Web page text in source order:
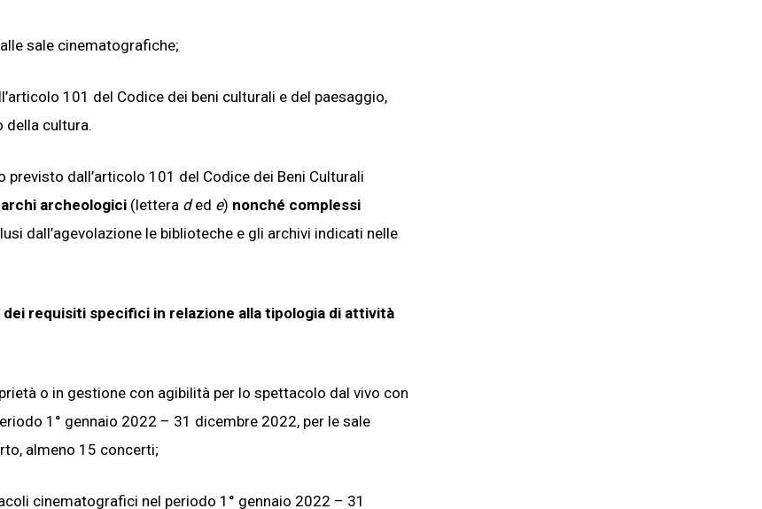
sale cinematografiche;
101 del Codice dei beni culturali e del paesaggio,
della cultura.
dall’articolo 101 del Codice dei Beni Culturali
archeologici (lettera ded e) nonché complessi
dall’agevolazione le biblioteche e gli archivi indicati nelle
requisiti specifici in relazione alla tipologia di attività
o in gestione con agibilità per lo spettacolo dal vivo con
1° gennaio 2022 – 31 dicembre 2022, per le sale
almeno 15 concerti;
cinematografici nel periodo 1° gennaio 2022 – 31